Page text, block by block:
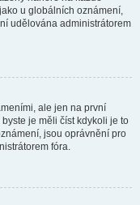
u globálních oznámení,
udělována administrátorem
ale jen na první
je měli číst kdykoli je to
jsou oprávnění pro
fóra.